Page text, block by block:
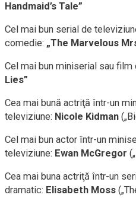
Handmaid’s Tale”
Cel mai bun serial de
comedie: „The Marvelous
Cel mai bun miniserial sau film
Lies”
Cea mai bună actriţă într-un
televiziune: Nicole Kidman
Cel mai bun actor într-un
televiziune: Ewan McGregor
Cea mai buna actriţă într-un
dramatic: Elisabeth Moss